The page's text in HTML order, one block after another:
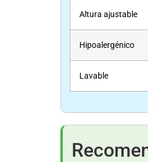
Altura ajustable
Hipoalergénico
Lavable